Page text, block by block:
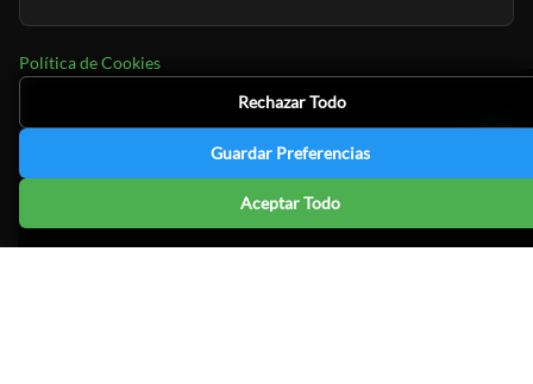
Política de Cookies
Rechazar Todo
Guardar Preferencias
Aceptar Todo